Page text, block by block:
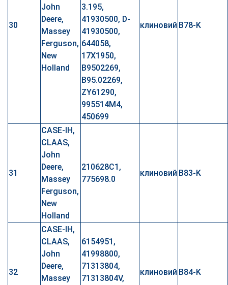
30
John
Deere,
Massey
Ferguson,
New
Holland
3.195,
41930500, D-
41930500,
644058,
17X1950,
B9502269,
B95.02269,
ZY61290,
995514M4,
450699
клиновий B78-K
31
CASE-IH,
CLAAS,
John
Deere,
Massey
Ferguson,
New
Holland
210628C1,
775698.0
клиновий B83-K
32
CASE-IH,
CLAAS,
John
Deere,
Massey
6154951,
41998800,
71313804,
71313804V,
клиновий B84-K